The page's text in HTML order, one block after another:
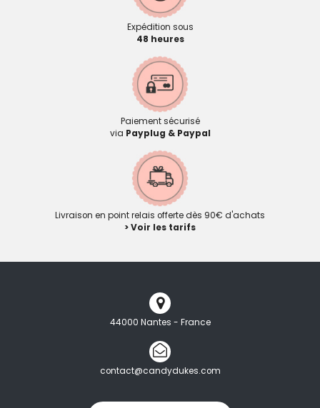
Expédition sous
48 heures
Paiement sécurisé
via Payplug & Paypal
Livraison en point relais offerte dès 90€ d'achats
> Voir les tarifs
44000 Nantes - France
contact@candydukes.com